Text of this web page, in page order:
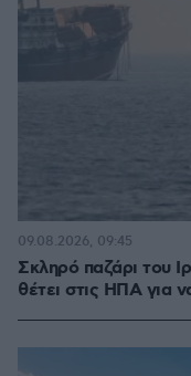
Σκληρό παζάρι του
θέτει στις ΗΠΑ για
09.08.2026, 09:45